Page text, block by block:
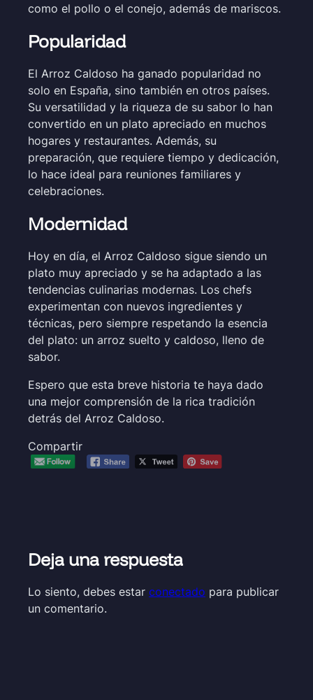
como el pollo o el conejo, además de mariscos.
Popularidad
El Arroz Caldoso ha ganado popularidad no
solo en España, sino también en otros países.
Su versatilidad y la riqueza de su sabor lo han
convertido en un plato apreciado en muchos
hogares y restaurantes. Además, su
preparación, que requiere tiempo y dedicación,
lo hace ideal para reuniones familiares y
celebraciones.
Modernidad
Hoy en día, el Arroz Caldoso sigue siendo un
plato muy apreciado y se ha adaptado a las
tendencias culinarias modernas. Los chefs
experimentan con nuevos ingredientes y
técnicas, pero siempre respetando la esencia
del plato: un arroz suelto y caldoso, lleno de
sabor.
Espero que esta breve historia te haya dado
una mejor comprensión de la rica tradición
detrás del Arroz Caldoso.
Compartir
Deja una respuesta
Lo siento, debes estar conectado para publicar
un comentario.